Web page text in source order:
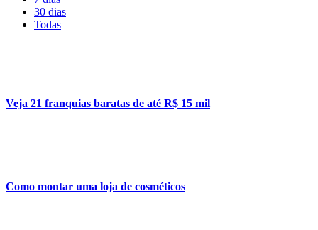
30 dias
Todas
Veja 21 franquias baratas de até R$ 15 mil
Como montar uma loja de cosméticos